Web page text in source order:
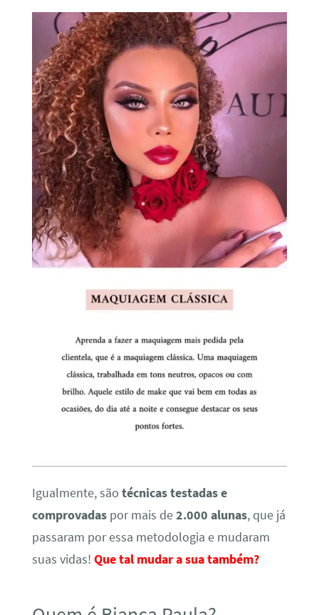
Igualmente, são técnicas testadas e
comprovadaspor mais de2.000 alunas, que já
passaram por essa metodologia e mudaram
suas vidas! Que tal mudar a sua também?